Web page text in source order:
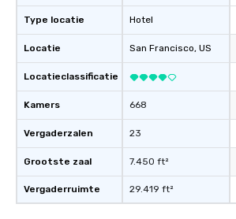
Type locatie
Locatie
Locatieclassificatie
Kamers
Vergaderzalen
Grootste zaal
Vergaderruimte
Hotel
San Francisco, US
668
23
7.450 ft²
29.419 ft²